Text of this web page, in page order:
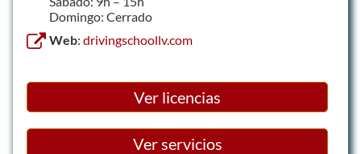
Domingo: Cerrado
Web: drivingschoollv.com
Ver licencias
Ver servicios